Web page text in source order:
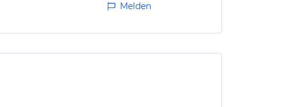
Melden